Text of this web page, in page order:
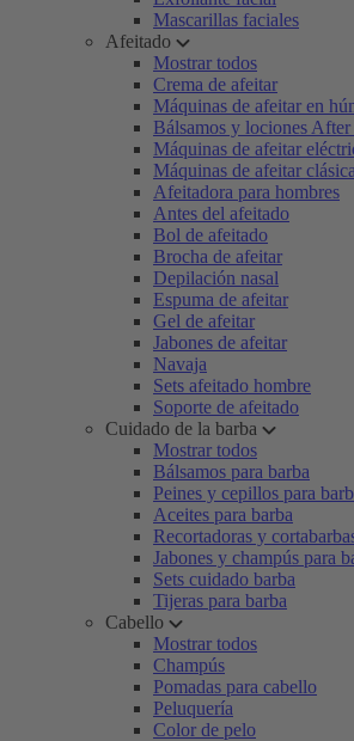
Mascarillas faciales
Afeitado
Mostrar todos
Crema de afeitar
Máquinas de afeitar en
Bálsamos y lociones After
Máquinas de afeitar
Máquinas de afeitar
Afeitadora para hombres
Antes del afeitado
Bol de afeitado
Brocha de afeitar
Depilación nasal
Espuma de afeitar
Gel de afeitar
Jabones de afeitar
Navaja
Sets afeitado hombre
Soporte de afeitado
Cuidado de la barba
Mostrar todos
Bálsamos para barba
Peines y cepillos para
Aceites para barba
Recortadoras y
Jabones y champús para
Sets cuidado barba
Tijeras para barba
Cabello
Mostrar todos
Champús
Pomadas para cabello
Peluquería
Color de pelo